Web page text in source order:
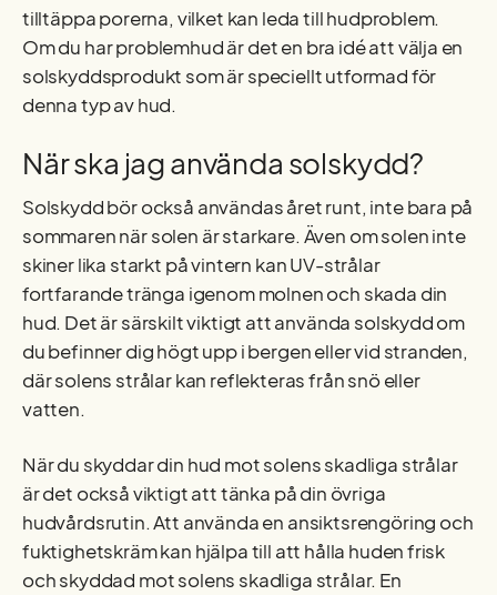
tilltäppa porerna, vilket kan leda till hudproblem.
Om du har problemhud är det en bra idé att välja en
solskyddsprodukt som är speciellt utformad för
denna typ av hud.
När ska jag använda solskydd?
Solskydd bör också användas året runt, inte bara på
sommaren när solen är starkare. Även om solen inte
skiner lika starkt på vintern kan UV-strålar
fortfarande tränga igenom molnen och skada din
hud. Det är särskilt viktigt att använda solskydd om
du befinner dig högt upp i bergen eller vid stranden,
där solens strålar kan reflekteras från snö eller
vatten.
När du skyddar din hud mot solens skadliga strålar
är det också viktigt att tänka på din övriga
hudvårdsrutin. Att använda en ansiktsrengöring och
fuktighetskräm kan hjälpa till att hålla huden frisk
och skyddad mot solens skadliga strålar. En